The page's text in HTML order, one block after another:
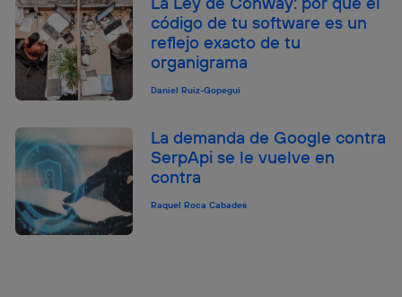
código de tu software es un
reflejo exacto de tu
organigrama
Daniel Ruiz-Gopegui
La demanda de Google contra
SerpApi se le vuelve en
contra
Raquel Roca Cabades